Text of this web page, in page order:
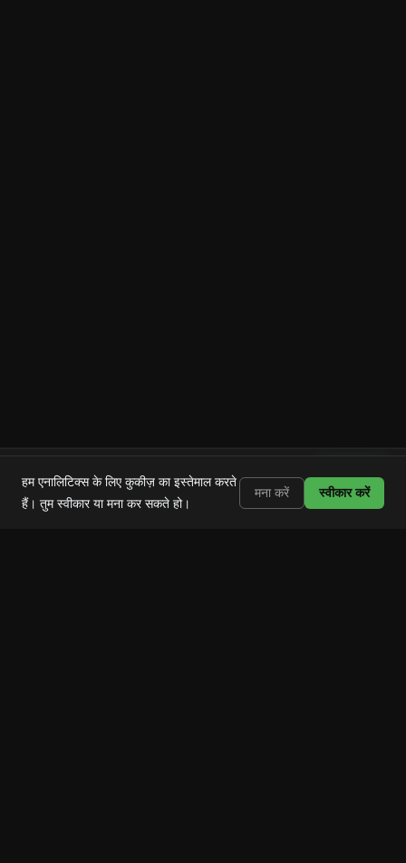
Shortstop
Shorts, Reels और TikTok ब्लॉक करें इंस्टॉल करें
हम एनालिटिक्स के लिए कुकीज़ का इस्तेमाल करते
हैं। तुम स्वीकार या मना कर सकते हो।
मना करें स्वीकार करें